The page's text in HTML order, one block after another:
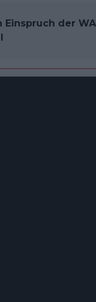
der